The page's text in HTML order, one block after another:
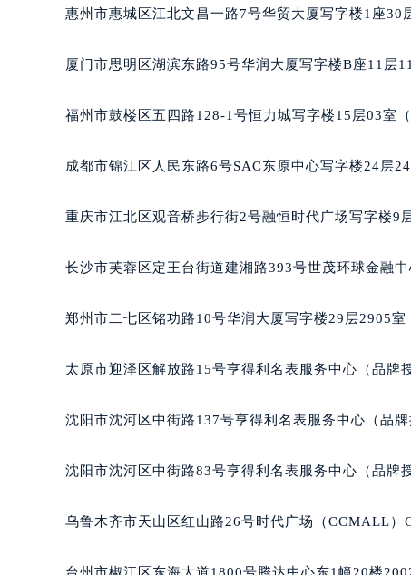
辽宁省葫芦岛市连山区中央路萧邦售
辽宁省辽阳市白塔区新运大街萧邦售
辽宁省铁岭市银州区南马路萧邦售后
辽宁省沈阳市沈河区中街路137号亨
北京市朝阳区建国门外大街甲6号华
河北省保定市竞秀区朝阳北大街北国
内蒙古自治区巴彦淖尔市临河区新华
内蒙古自治区赤峰市红山区哈达街萧
内蒙古自治区呼伦贝尔市海拉尔区中
内蒙古自治区乌海市海勃湾区人民南
内蒙古自治区锡林郭勒盟市锡林浩特
惠州市惠城区江北文昌一路7号华贸大厦写字楼1座30
厦门市思明区湖滨东路95号华润大厦写字楼B座11层
福州市鼓楼区五四路128-1号恒力城写字楼15层03室（
成都市锦江区人民东路6号SAC东原中心写字楼24层
重庆市江北区观音桥步行街2号融恒时代广场写字楼9
长沙市芙蓉区定王台街道建湘路393号世茂环球金融
郑州市二七区铭功路10号华润大厦写字楼29层2905室
太原市迎泽区解放路15号亨得利名表服务中心（品牌
沈阳市沈河区中街路137号亨得利名表服务中心（品
沈阳市沈河区中街路83号亨得利名表服务中心（品牌
乌鲁木齐市天山区红山路26号时代广场（CCMALL）